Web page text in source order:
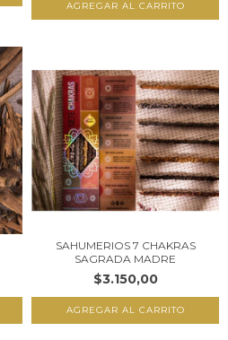
SAHUMERIOS 7 CHAKRAS
SAGRADA MADRE
$3.150,00